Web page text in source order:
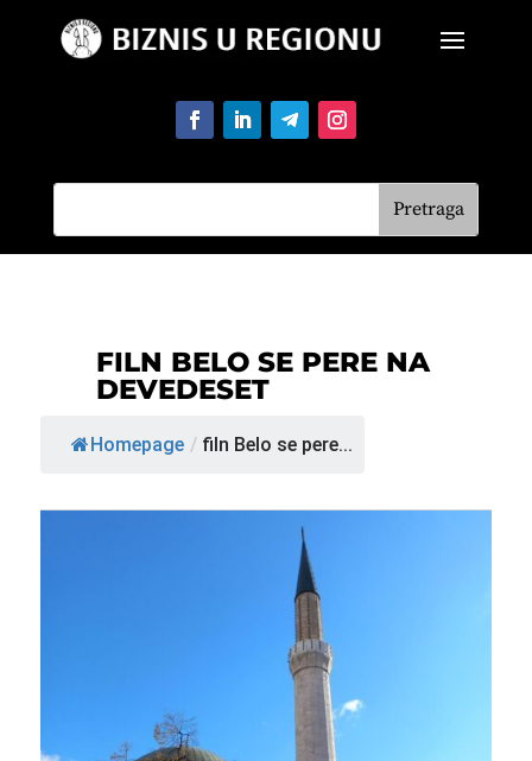
FILN BELO SE PERE NA
DEVEDESET
Homepage / filn Belo se pere...